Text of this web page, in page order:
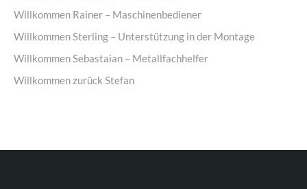
Willkommen Rainer – Maschinenbediener
Willkommen Sterling – Unterstützung in der Montage
Willkommen Sebastaian – Metallfachhelfer
Willkommen zurück Stefan